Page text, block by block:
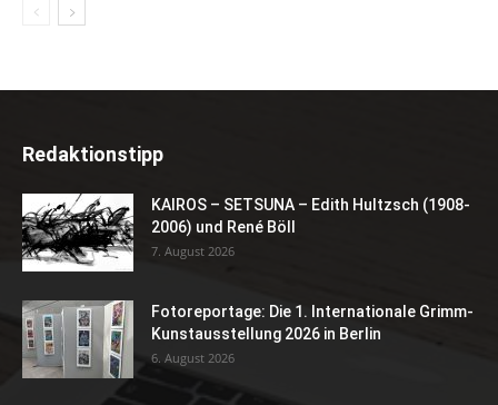
Redaktionstipp
KAIROS – SETSUNA – Edith Hultzsch (1908-
2006) und René Böll
7. August 2026
Fotoreportage: Die 1. Internationale Grimm-
Kunstausstellung 2026 in Berlin
6. August 2026